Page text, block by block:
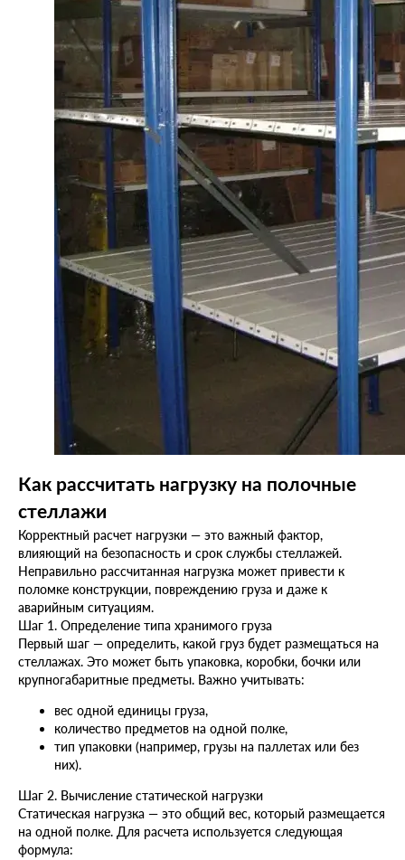
Как рассчитать нагрузку на полочные
стеллажи
Корректный расчет нагрузки — это важный фактор,
влияющий на безопасность и срок службы стеллажей.
Неправильно рассчитанная нагрузка может привести к
поломке конструкции, повреждению груза и даже к
аварийным ситуациям.
Шаг 1. Определение типа хранимого груза
Первый шаг — определить, какой груз будет размещаться на
стеллажах. Это может быть упаковка, коробки, бочки или
крупногабаритные предметы. Важно учитывать:
вес одной единицы груза,
количество предметов на одной полке,
тип упаковки (например, грузы на паллетах или без
них).
Шаг 2. Вычисление статической нагрузки
Статическая нагрузка — это общий вес, который размещается
на одной полке. Для расчета используется следующая
формула: